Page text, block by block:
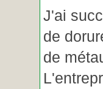
J'ai
de
de